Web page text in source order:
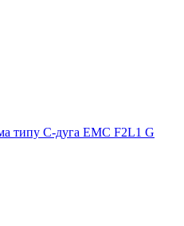
типу С-дуга EMC F2L1 G